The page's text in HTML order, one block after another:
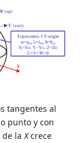
tangentes al
punto y con
de laXcrece